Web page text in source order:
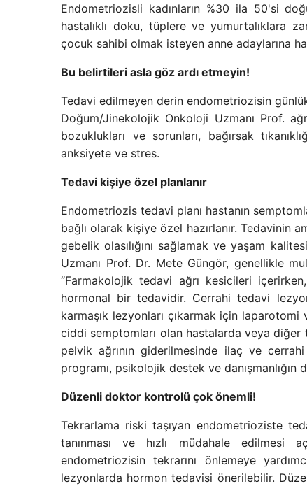
Endometriozisli kadınların %30 ila 50'si
hastalıklı doku, tüplere ve yumurtalıklara
çocuk sahibi olmak isteyen anne adaylarına
Bu belirtileri asla göz ardı etmeyin!
Tedavi edilmeyen derin endometriozisin
Doğum/Jinekolojik Onkoloji Uzmanı Prof.
bozuklukları ve sorunları, bağırsak
anksiyete ve stres.
Tedavi kişiye özel planlanır
Endometriozis tedavi planı hastanın
bağlı olarak kişiye özel hazırlanır. Tedavinin
gebelik olasılığını sağlamak ve yaşam
Uzmanı Prof. Dr. Mete Güngör, genellikle
“Farmakolojik tedavi ağrı kesicileri
hormonal bir tedavidir. Cerrahi tedavi
karmaşık lezyonları çıkarmak için laparotomi
ciddi semptomları olan hastalarda veya diğer
pelvik ağrının giderilmesinde ilaç ve
programı, psikolojik destek ve
Düzenli doktor kontrolü çok önemli!
Tekrarlama riski taşıyan endometrioziste
tanınması ve hızlı müdahale edilmesi
endometriozisin tekrarını önlemeye
lezyonlarda hormon tedavisi önerilebilir.